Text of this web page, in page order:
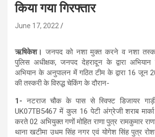
किया गया गिरफ्तार
June 17, 2022
ऋषिकेश। जनपद को नशा मुक्त करने व नशा
पुलिस अधीक्षक, जनपद देहरादून के द्वारा अभियान
अभियान के अनुपालन में गठित टीम के द्वारा 16 जून
की तस्करी के विरुद्ध चेकिंग के दौरान-
1- नटराज चौक के पास से स्विफ्ट डिजायर
UK07TB5467 में कुल 16 पेटी अंग्रेजी शराब
करते 02 अभियुक्त गणों मोहित राणा पुत्र रामकुमार
थाना खटीमा उधम सिंह नगर एवं योगेश सिंह पुत्र